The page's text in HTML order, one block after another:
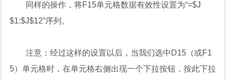
同样的操作，将F15单元格数据有效性设置为“=$J
$1:$J$12”序列。
注意：经过这样的设置以后，当我们选中D15（或F1
5）单元格时，在单元格右侧出现一个下拉按钮，按此下拉